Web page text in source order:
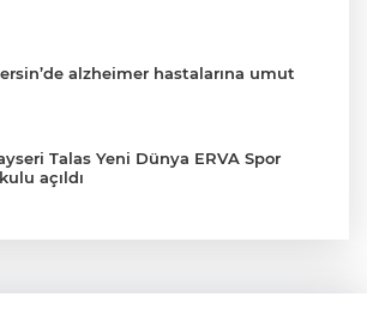
alzheimer hastalarına umut
Talas Yeni Dünya ERVA Spor
açıldı